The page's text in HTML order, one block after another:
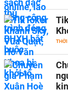
THỜI